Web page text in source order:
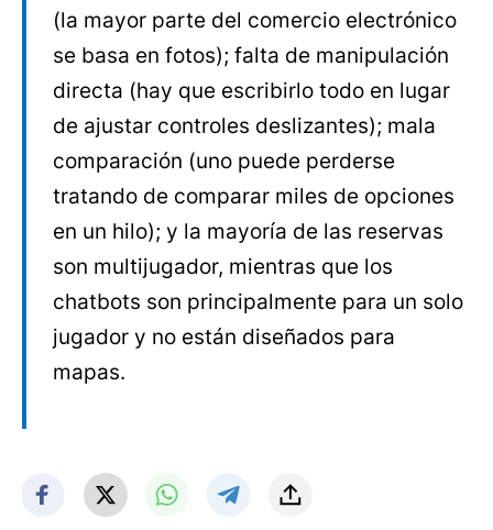
(la mayor parte del comercio electrónico
se basa en fotos); falta de manipulación
directa (hay que escribirlo todo en lugar
de ajustar controles deslizantes); mala
comparación (uno puede perderse
tratando de comparar miles de opciones
en un hilo); y la mayoría de las reservas
son multijugador, mientras que los
chatbots son principalmente para un solo
jugador y no están diseñados para
mapas.